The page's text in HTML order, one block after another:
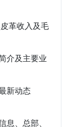
革收入及毛
介及主要业
新动态
息、总部、